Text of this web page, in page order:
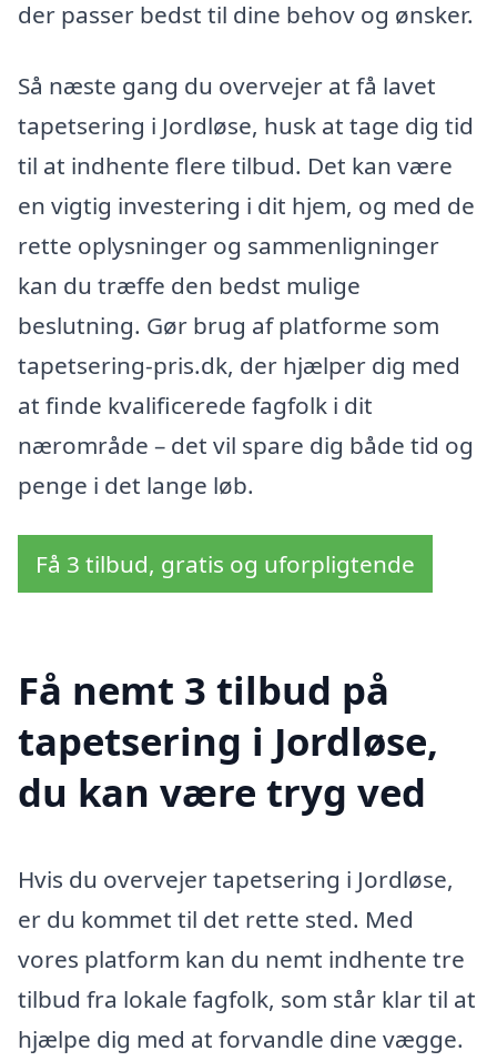
der passer bedst til dine behov og ønsker.
Så næste gang du overvejer at få lavet
tapetsering i Jordløse, husk at tage dig tid
til at indhente flere tilbud. Det kan være
en vigtig investering i dit hjem, og med de
rette oplysninger og sammenligninger
kan du træffe den bedst mulige
beslutning. Gør brug af platforme som
tapetsering-pris.dk, der hjælper dig med
at finde kvalificerede fagfolk i dit
nærområde – det vil spare dig både tid og
penge i det lange løb.
Få 3 tilbud, gratis og uforpligtende
Få nemt 3 tilbud på
tapetsering i Jordløse,
du kan være tryg ved
Hvis du overvejer tapetsering i Jordløse,
er du kommet til det rette sted. Med
vores platform kan du nemt indhente tre
tilbud fra lokale fagfolk, som står klar til at
hjælpe dig med at forvandle dine vægge.